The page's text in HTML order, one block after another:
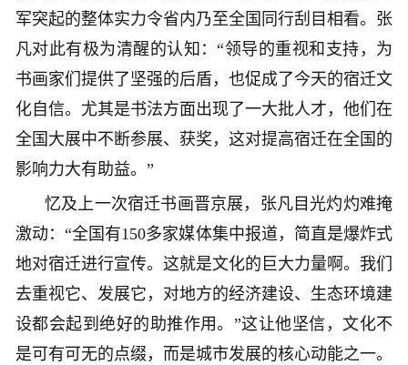
军突起的整体实力令省内乃至全国同行刮目相看。张
凡对此有极为清醒的认知：“领导的重视和支持，为
书画家们提供了坚强的后盾，也促成了今天的宿迁文
化自信。尤其是书法方面出现了一大批人才，他们在
全国大展中不断参展、获奖，这对提高宿迁在全国的
影响力大有助益。”
忆及上一次宿迁书画晋京展，张凡目光灼灼难掩
激动：“全国有150多家媒体集中报道，简直是爆炸式
地对宿迁进行宣传。这就是文化的巨大力量啊。我们
去重视它、发展它，对地方的经济建设、生态环境建
设都会起到绝好的助推作用。”这让他坚信，文化不
是可有可无的点缀，而是城市发展的核心动能之一。